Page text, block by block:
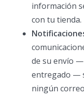
información
con tu tienda.
de su envío
entregado —
ningún